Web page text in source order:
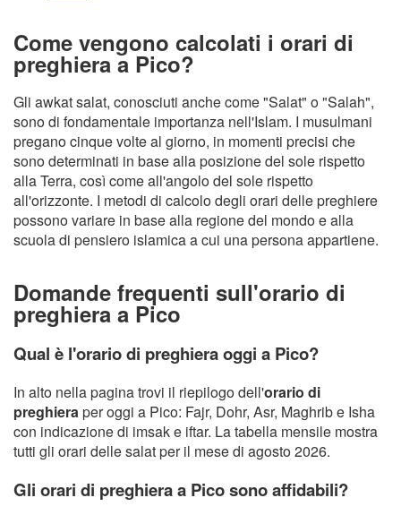
Come vengono calcolati i orari di
preghiera a Pico?
Gli awkat salat, conosciuti anche come "Salat" o "Salah",
sono di fondamentale importanza nell'Islam. I musulmani
pregano cinque volte al giorno, in momenti precisi che
sono determinati in base alla posizione del sole rispetto
alla Terra, così come all'angolo del sole rispetto
all'orizzonte. I metodi di calcolo degli orari delle preghiere
possono variare in base alla regione del mondo e alla
scuola di pensiero islamica a cui una persona appartiene.
Domande frequenti sull'orario di
preghiera a Pico
Qual è l'orario di preghiera oggi a Pico?
In alto nella pagina trovi il riepilogo dell'orario di
preghieraper oggi a Pico: Fajr, Dohr, Asr, Maghrib e Isha
con indicazione di imsak e iftar. La tabella mensile mostra
tutti gli orari delle salat per il mese di agosto 2026.
Gli orari di preghiera a Pico sono affidabili?